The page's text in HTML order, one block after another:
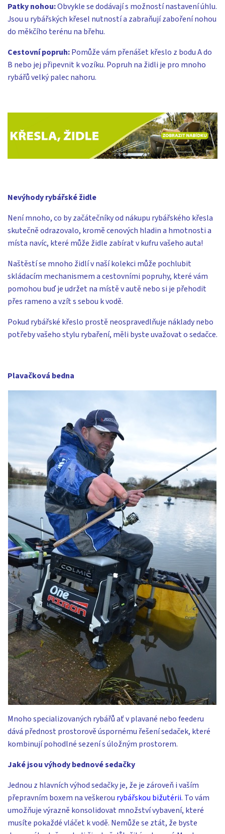
Patky nohou:Obvykle se dodávají s možností nastavení úhlu.
Jsou u rybářských křesel nutností a zabraňují zaboření nohou
do měkčího terénu na břehu.
Cestovní popruh:Pomůže vám přenášet křeslo z bodu A do
B nebo jej připevnit k vozíku. Popruh na židli je pro mnoho
rybářů velký palec nahoru.
Nevýhody rybářské židle
Není mnoho, co by začátečníky od nákupu rybářského křesla
skutečně odrazovalo, kromě cenových hladin a hmotnosti a
místa navíc, které může židle zabírat v kufru vašeho auta!
Naštěstí se mnoho židlí v naší kolekci může pochlubit
skládacím mechanismem a cestovními popruhy, které vám
pomohou buď je udržet na místě v autě nebo si je přehodit
přes rameno a vzít s sebou k vodě.
Pokud rybářské křeslo prostě neospravedlňuje náklady nebo
potřeby vašeho stylu rybaření, měli byste uvažovat o sedačce.
Plavačková bedna
Mnoho specializovaných rybářů ať v plavané nebo feederu
dává přednost prostorově úspornému řešení sedaček, které
kombinují pohodlné sezení s úložným prostorem.
Jaké jsou výhody bednové sedačky
Jednou z hlavních výhod sedačky je, že je zároveň i vaším
přepravním boxem na veškerou rybářskou bižutérii. To vám
umožňuje výrazně konsolidovat množství vybavení, které
musíte pokaždé vláčet k vodě. Nemůže se ztát, že byste